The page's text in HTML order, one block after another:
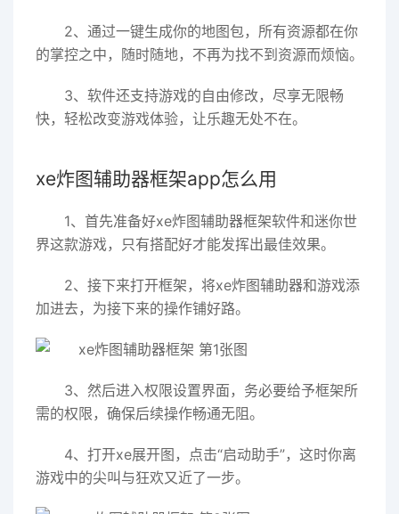
2、通过一键生成你的地图包，所有资源都在你
的掌控之中，随时随地，不再为找不到资源而烦恼。
3、软件还支持游戏的自由修改，尽享无限畅
快，轻松改变游戏体验，让乐趣无处不在。
xe炸图辅助器框架app怎么用
1、首先准备好xe炸图辅助器框架软件和迷你世
界这款游戏，只有搭配好才能发挥出最佳效果。
2、接下来打开框架，将xe炸图辅助器和游戏添
加进去，为接下来的操作铺好路。
3、然后进入权限设置界面，务必要给予框架所
需的权限，确保后续操作畅通无阻。
4、打开xe展开图，点击“启动助手”，这时你离
游戏中的尖叫与狂欢又近了一步。